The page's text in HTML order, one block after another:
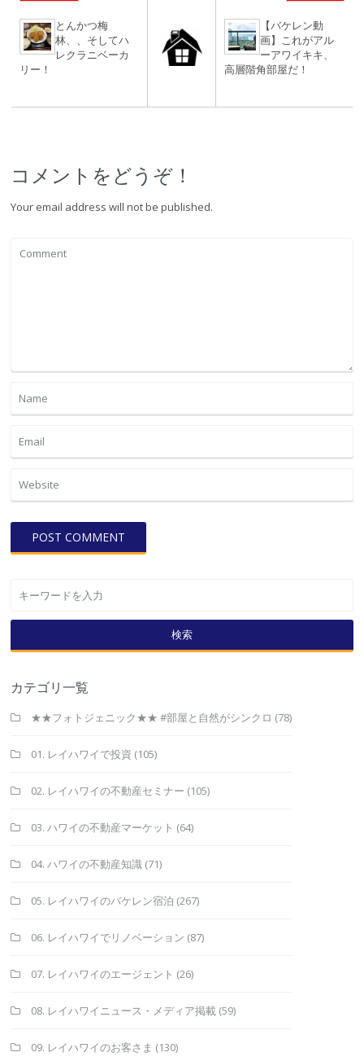
とんかつ梅
林、、そしてハ
レクラニベーカ
リー！
【バケレン動
画】これがアル
ーアワイキキ、
高層階角部屋だ！
コメントをどうぞ！
Your email address will not be published.
検索
カテゴリ一覧
★★フォトジェニック★★ #部屋と自然がシンクロ (78)
01. レイハワイで投資 (105)
02. レイハワイの不動産セミナー (105)
03. ハワイの不動産マーケット (64)
04. ハワイの不動産知識 (71)
05. レイハワイのバケレン宿泊 (267)
06. レイハワイでリノベーション (87)
07. レイハワイのエージェント (26)
08. レイハワイニュース・メディア掲載 (59)
09. レイハワイのお客さま (130)